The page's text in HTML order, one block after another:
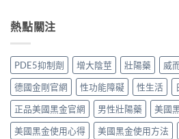
效
析：
從
秒
出
到
持
久
西
非
液
態
劑
型
的
真
非）
值
得
買？
藥
效
持
續
勁
效
真．
有
咁
勁？
醫
師
話
熱點關注
PDE5抑制劑 增大陰莖 壯陽藥 威
德國金剛官網
性功能障礙 性生活
正品美國黑金官網
男性壯陽藥 美國
美國黑金使用心得
美國黑金使用方法